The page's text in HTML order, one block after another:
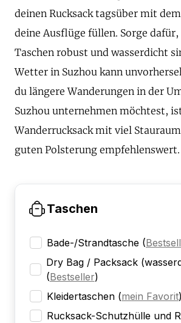
deinen Rucksack tagsüber mit
deine Ausflüge füllen. Sorge dafür,
Taschen robust und wasserdicht
Wetter in Suzhou kann
du längere Wanderungen in der
Suzhou unternehmen möchtest,
Wanderrucksack mit viel
guten Polsterung empfehlenswert.
Taschen
Bade-/Strandtasche (
Dry Bag / Packsack
(Bestseller)
Kleidertaschen (mein Favorit)
Rucksack-Schutzhülle und